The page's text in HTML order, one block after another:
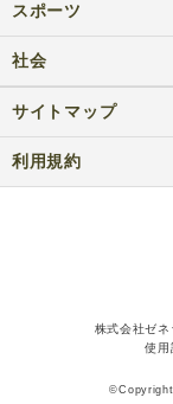
スポーツ
社会
サイトマップ
利用規約
株式会社ゼ
使用